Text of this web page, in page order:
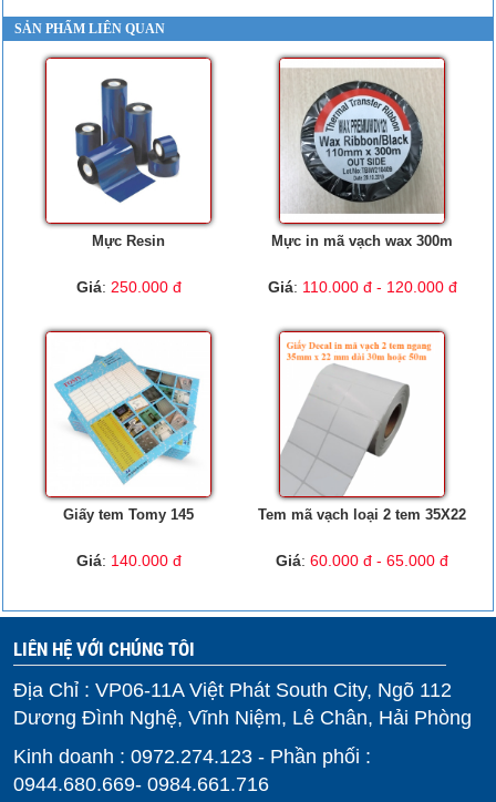
SẢN PHẨM LIÊN QUAN
Mực Resin
Giá: 250.000 đ
Mực in mã vạch wax 300m
Giá: 110.000 đ - 120.000 đ
Giấy tem Tomy 145
Giá: 140.000 đ
Tem mã vạch loại 2 tem 35X22
Giá: 60.000 đ - 65.000 đ
LIÊN HỆ VỚI CHÚNG TÔI
Địa Chỉ : VP06-11A Việt Phát South City, Ngõ 112
Dương Đình Nghệ, Vĩnh Niệm, Lê Chân, Hải Phòng
Kinh doanh : 0972.274.123 - Phần phối :
0944.680.669- 0984.661.716